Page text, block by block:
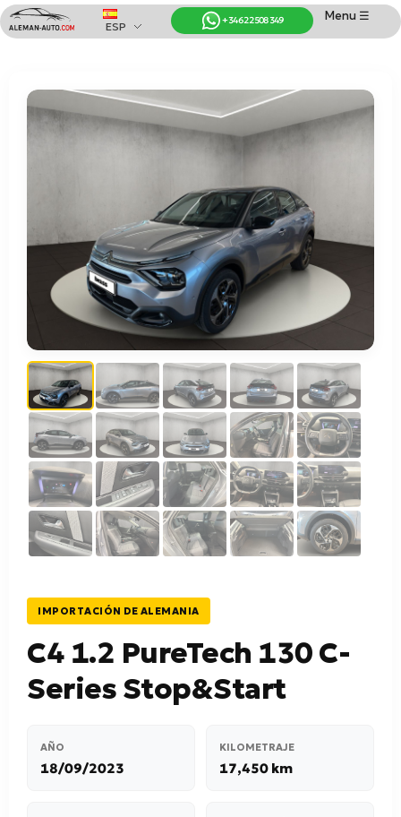
Coches de Alemania
Importación de Coches de Alemania
Menu ☰
+34 622 508 349
ESP
IMPORTACIÓN DE ALEMANIA
C4 1.2 PureTech 130 C-
Series Stop&Start
AÑO
18/09/2023
KILOMETRAJE
17,450 km